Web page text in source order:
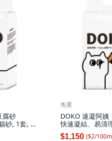
腐砂
砂, 1套, 經
17kg, 奶
免運
DOKO 速凝阿姨
快速凝結、易清
保貓砂, 6包, 7L,
$1,150 ($2/100